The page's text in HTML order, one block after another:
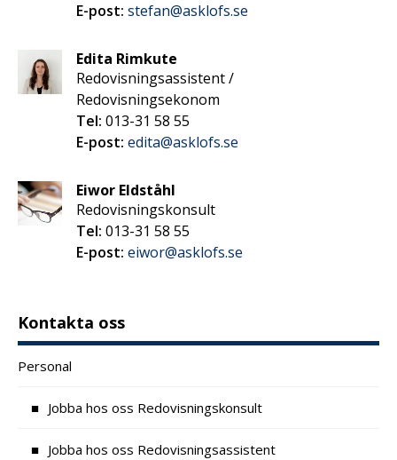
E-post: stefan@asklofs.se
Edita Rimkute
Redovisningsassistent /
Redovisningsekonom
Tel: 013-31 58 55
E-post: edita@asklofs.se
Eiwor Eldståhl
Redovisningskonsult
Tel: 013-31 58 55
E-post: eiwor@asklofs.se
Kontakta oss
Personal
Jobba hos oss Redovisningskonsult
Jobba hos oss Redovisningsassistent